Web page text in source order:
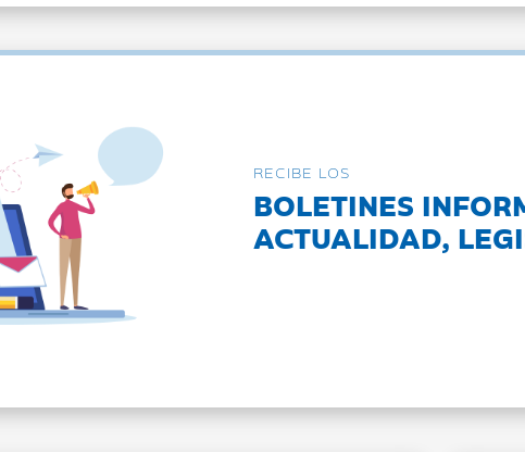
RECIBE LOS
BOLETINES
ACTUALIDAD,